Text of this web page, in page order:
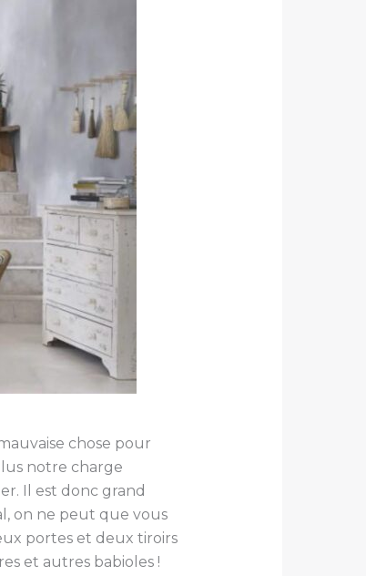
chose pour
notre charge
Il est donc grand
on ne peut que vous
portes et deux tiroirs
et autres babioles !